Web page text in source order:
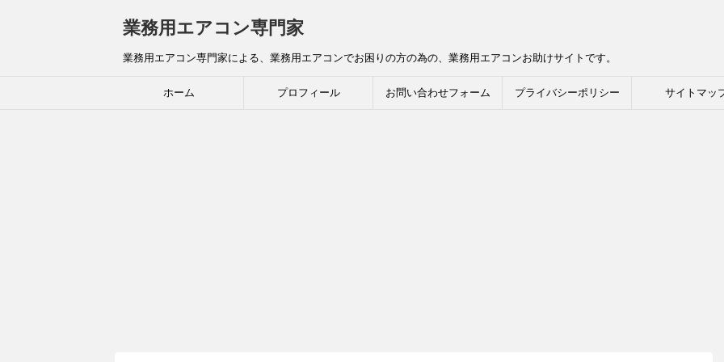
業務用エアコン専門家
業務用エアコン専門家による、業務用エアコンでお困りの方の為の、業務用エアコンお助けサイトです。
ホーム プロフィール お問い合わせフォーム プライバシーポリシー サイトマッ